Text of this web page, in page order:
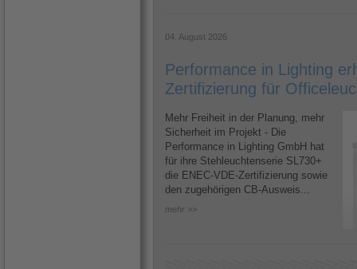
04. August 2026
Performance in Lighting
Zertifizierung für
Mehr Freiheit in der Planung, mehr
Sicherheit im Projekt - Die
Performance in Lighting GmbH hat
für ihre Stehleuchtenserie SL730+
die ENEC-VDE-Zertifizierung sowie
den zugehörigen CB-Ausweis...
mehr >>